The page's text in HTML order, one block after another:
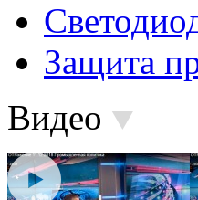
Защита
Видео